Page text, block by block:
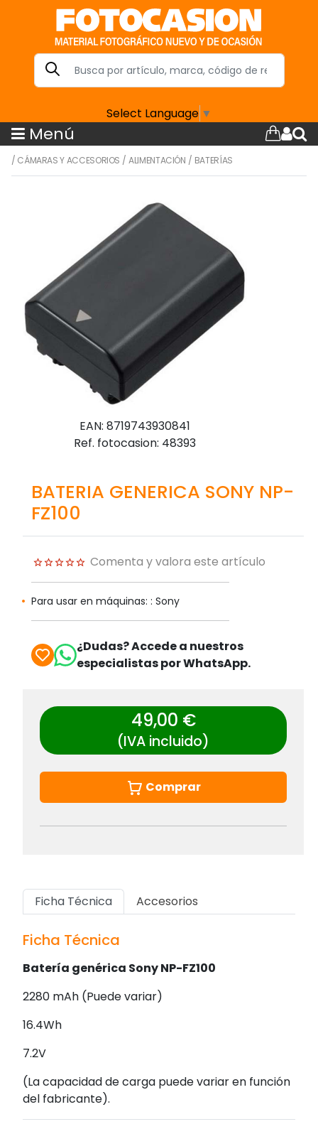
Select Language ▼
Menú
/ CÁMARAS Y ACCESORIOS /ALIMENTACIÓN / BATERÍAS
EAN: 8719743930841
Ref. fotocasion: 48393
BATERIA GENERICA SONY NP-
FZ100
Comenta y valora este artículo
Para usar en máquinas: : Sony
¿Dudas? Accede a nuestros
especialistas por WhatsApp.
49,00 €
(IVA incluido)
Comprar
Ficha Técnica Accesorios
Ficha Técnica
Batería genérica Sony NP-FZ100
2280 mAh (Puede variar)
16.4Wh
7.2V
(La capacidad de carga puede variar en función
del fabricante).